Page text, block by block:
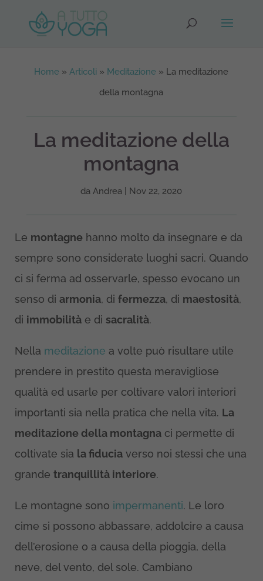
Home »Articoli » Meditazione » La meditazione
della montagna
La meditazione della
montagna
daAndrea Nov 22, 2020
Le montagnehanno molto da insegnare e da
sempre sono considerate luoghi sacri. Quando
ci si ferma ad osservarle, spesso evocano un
senso di armonia, di fermezza, di maestosità,
di immobilitàe di sacralità.
Nella meditazione a volte può risultare utile
prendere in prestito questa meravigliose
qualità ed usarle per coltivare valori interiori
importanti sia nella pratica che nella vita. La
meditazione della montagnaci permette di
coltivate sia la fiduciaverso noi stessi che una
grande tranquillità interiore.
Le montagne sono impermanenti. Le loro
cime si possono abbassare, addolcire a causa
dell’erosione o a causa della pioggia, della
neve, del vento, del sole. Cambiano